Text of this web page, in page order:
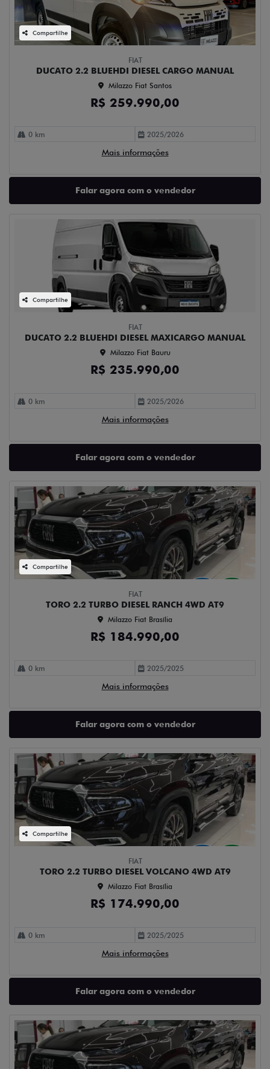
Compartilhe
FIAT
DUCATO 2.2 BLUEHDI DIESEL CARGO MANUAL
Milazzo Fiat Santos
R$ 259.990,00
0 km 2025/2026
Mais informações
Falar agora com o vendedor
Compartilhe
FIAT
DUCATO 2.2 BLUEHDI DIESEL MAXICARGO MANUAL
Milazzo Fiat Bauru
R$ 235.990,00
0 km 2025/2026
Mais informações
Falar agora com o vendedor
Compartilhe
FIAT
TORO 2.2 TURBO DIESEL RANCH 4WD AT9
Milazzo Fiat Brasília
R$ 184.990,00
0 km 2025/2025
Mais informações
Falar agora com o vendedor
Compartilhe
FIAT
TORO 2.2 TURBO DIESEL VOLCANO 4WD AT9
Milazzo Fiat Brasília
R$ 174.990,00
0 km 2025/2025
Mais informações
Falar agora com o vendedor